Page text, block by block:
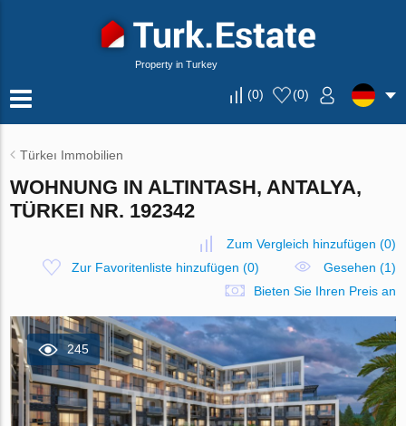
Property in Turkey
(0) (0)
Türkeı Immobilien
WOHNUNG IN ALTINTASH, ANTALYA,
TÜRKEI NR. 192342
Zum Vergleich hinzufügen (0)
Zur Favoritenliste hinzufügen (0)
Gesehen (1)
Bieten Sie Ihren Preis an
245